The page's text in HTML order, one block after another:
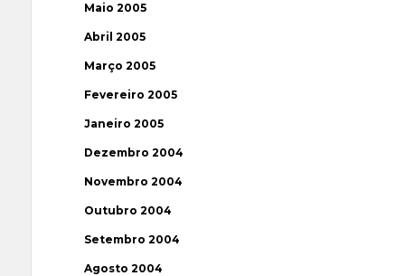
Maio 2005
Abril 2005
Março 2005
Fevereiro 2005
Janeiro 2005
Dezembro 2004
Novembro 2004
Outubro 2004
Setembro 2004
Agosto 2004